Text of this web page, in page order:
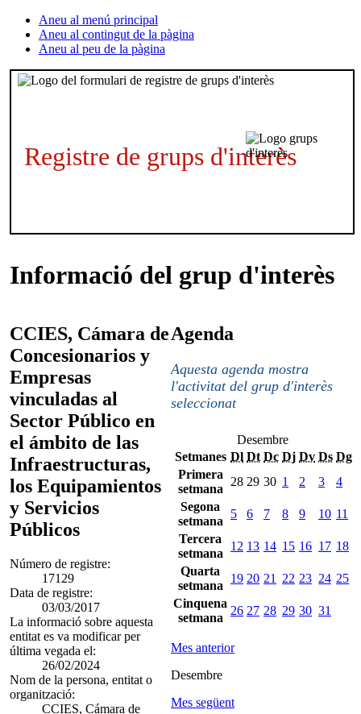
Aneu al menú principal
Aneu al contingut de la pàgina
Aneu al peu de la pàgina
Registre de grups d'interès
Informació del grup d'interès
CCIES, Cámara de
Concesionarios y
Empresas
vinculadas al
Sector Público en
el ámbito de las
Infraestructuras,
los Equipamientos
y Servicios
Públicos
Número de registre:
17129
Data de registre:
03/03/2017
La informació sobre aquesta
entitat es va modificar per
última vegada el:
26/02/2024
Nom de la persona, entitat o
organització:
CCIES, Cámara de
Agenda
Aquesta agenda mostra
l'activitat del grup d'interès
seleccionat
Desembre
Setmanes Dl Dt Dc Dj Dv Ds Dg
Primera
setmana
28 29 30 1 2 3
4
Segona
setmana
5 6 7 8 9 10 11
Tercera
setmana
12 13 14 15 16 17 18
Quarta
setmana
19 20 21 22 23 24 25
Cinquena
setmana
26 27 28 29 30 31
Mes anterior
Desembre
Mes següent